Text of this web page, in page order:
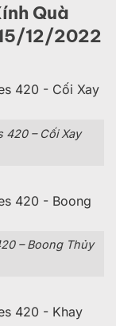
Quà
12/2022
420 – Cối Xay
– Boong Thủy